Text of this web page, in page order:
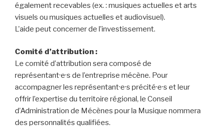
également recevables (ex. : musiques actuelles et arts
visuels ou musiques actuelles et audiovisuel).
L’aide peut concerner de l’investissement.
Comité d’attribution :
Le comité d’attribution sera composé de
représentant·e·s de l’entreprise mécène. Pour
accompagner les représentant·e·s précité·e·s et leur
offrir l’expertise du territoire régional, le Conseil
d’Administration de Mécènes pour la Musique nommera
des personnalités qualifiées.